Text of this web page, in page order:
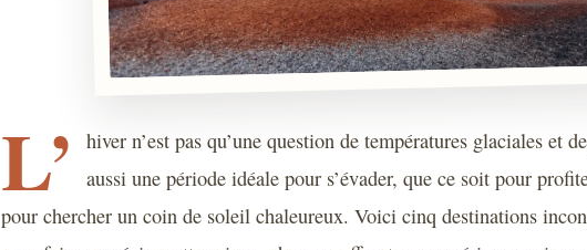
L’
hiver n’est pas qu’une question de températures glaciales et
aussi une période idéale pour s’évader, que ce soit pour
pour chercher un coin de soleil chaleureux. Voici cinq destinations